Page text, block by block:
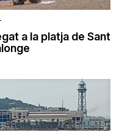
a la platja de Sant